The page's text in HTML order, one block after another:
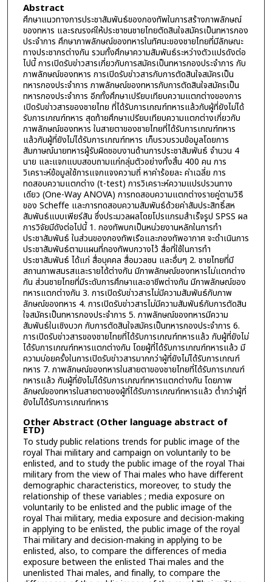
Abstract
ศึกษาแนวทางการประชาสัมพันธ์ของกองทัพในการสร้างภาพลักษณ์
ของทหาร และรณรงค์ให้ประชาชนชายไทยตัดสินใจสมัครเป็นทหารกอง
ประจำการ ศึกษาภาพลักษณ์ของทหารในทัศนะของชายไทยที่มีลักษณะ
ทางประชากรต่างกัน รวมทั้งศึกษาความสัมพันธ์ระหว่างตัวแปรดังต่อ
ไปนี้ การเปิดรับข่าวสารเกี่ยวกับการสมัครเป็นทหารกองประจำการ กับ
ภาพลักษณ์ของทหาร การเปิดรับข่าวสารกับการตัดสินใจสมัครเป็น
ทหารกองประจำการ ภาพลักษณ์ของทหารกับการตัดสินใจสมัครเป็น
ทหารกองประจำการ อีกทั้งศึกษาเปรียบเทียบความแตกต่างของการ
เปิดรับข่าวสารของชายไทย ที่ได้รับการเกณฑ์ทหารแล้วกับผู้ที่ยังไม่ได้
รับการเกณฑ์ทหาร สุดท้ายศึกษาเปรียบเทียบความแตกต่างเกี่ยวกับ
ภาพลักษณ์ของทหาร ในสายตาของชายไทยที่ได้รับการเกณฑ์ทหาร
แล้วกับผู้ที่ยังไม่ได้รับการเกณฑ์ทหาร เก็บรวบรวมข้อมูลโดยการ
สัมภาษณ์นายทหารผู้รับผิดชอบงานด้านการประชาสัมพันธ์ จำนวน 4
นาย และแจกแบบสอบถามแก่กลุ่มตัวอย่างทั้งสิ้น 400 คน การ
วิเคราะห์ข้อมูลใช้การแจกแจงความถี่ หาค่าร้อยละ ค่าเฉลี่ย การ
ทดสอบความแตกต่าง (t-test) การวิเคราะห์ความแปรปรวนทาง
เดียว (One-Way ANOVA) การทดสอบความแตกต่างรายคู่ตามวิธี
ของ Scheffe และการทดสอบความสัมพันธ์ด้วยค่าสัมประสิทธิ์สห
สัมพันธ์แบบเพียร์สัน ซึ่งประมวลผลโดยโปรแกรมสำเร็จรูป SPSS ผล
การวิจัยมีดังต่อไปนี้ 1. กองทัพบกเป็นหน่วยงานหลักในการทำ
ประชาสัมพันธ์ ในส่วนของกองทัพเรือและกองทัพอากาศ จะดำเนินการ
ประชาสัมพันธ์ตามแผนที่กองทัพบกวางไว้ สื่อที่ใช้ในการทำ
ประชาสัมพันธ์ ได้แก่ สื่อบุคคล สื่อมวลชน และอื่นๆ 2. ชายไทยที่มี
สถานภาพสมรสและรายได้ต่างกัน มีภาพลักษณ์ของทหารไม่แตกต่าง
กัน ส่วนชายไทยที่มีระดับการศึกษาและอาชีพต่างกัน มีภาพลักษณ์ของ
ทหารแตกต่างกัน 3. การเปิดรับข่าวสารไม่มีความสัมพันธ์กับภาพ
ลักษณ์ของทหาร 4. การเปิดรับข่าวสารไม่มีความสัมพันธ์กับการตัดสิน
ใจสมัครเป็นทหารกองประจำการ 5. ภาพลักษณ์ของทหารมีความ
สัมพันธ์ในเชิงบวก กับการตัดสินใจสมัครเป็นทหารกองประจำการ 6.
การเปิดรับข่าวสารของชายไทยที่ได้รับการเกณฑ์ทหารแล้ว กับผู้ที่ยังไม่
ได้รับการเกณฑ์ทหารแตกต่างกัน โดยผู้ที่ได้รับการเกณฑ์ทหารแล้ว มี
ความบ่อยครั้งในการเปิดรับข่าวสารมากกว่าผู้ที่ยังไม่ได้รับการเกณฑ์
ทหาร 7. ภาพลักษณ์ของทหารในสายตาของชายไทยที่ได้รับการเกณฑ์
ทหารแล้ว กับผู้ที่ยังไม่ได้รับการเกณฑ์ทหารแตกต่างกัน โดยภาพ
ลักษณ์ของทหารในสายตาของผู้ที่ได้รับการเกณฑ์ทหารแล้ว ต่ำกว่าผู้ที่
ยังไม่ได้รับการเกณฑ์ทหาร
Other Abstract (Other language abstract of
ETD)
To study public relations trends for public image of the
royal Thai military and campaign on voluntarily to be
enlisted, and to study the public image of the royal Thai
military from the view of Thai males who have different
demographic characteristics, moreover, to study the
relationship of these variables ; media exposure on
voluntarily to be enlisted and the public image of the
royal Thai military, media exposure and decision-making
in applying to be enlisted, the public image of the royal
Thai military and decision-making in applying to be
enlisted, also, to compare the differences of media
exposure between the enlisted Thai males and the
unenlisted Thai males, and finally, to compare the